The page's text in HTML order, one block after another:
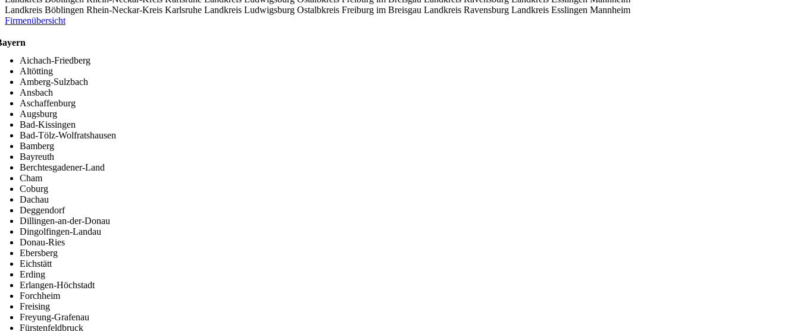
Landkreis Böblingen Rhein-Neckar-Kreis Karlsruhe Landkreis Ludwigsburg Ostalbkreis Freiburg im Breisgau Landkreis Ravensburg Landkreis Esslingen Mannheim
Firmenübersicht
Aichach-Friedberg
Altötting
Amberg-Sulzbach
Ansbach
Aschaffenburg
Augsburg
Bad-Kissingen
Bad-Tölz-Wolfratshausen
Bamberg
Bayreuth
Berchtesgadener-Land
Cham
Coburg
Dachau
Deggendorf
Dillingen-an-der-Donau
Dingolfingen-Landau
Donau-Ries
Ebersberg
Eichstätt
Erding
Erlangen-Höchstadt
Forchheim
Freising
Freyung-Grafenau
Fürstenfeldbruck